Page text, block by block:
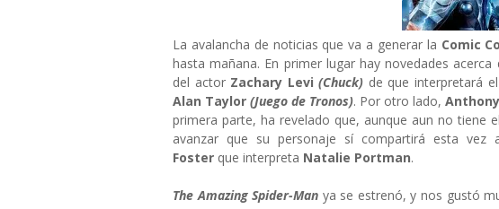
La avalancha de noticias que va a generar la Comic
hasta mañana. En primer lugar hay novedades acerca
del actor Zachary Levi(Chuck) de que interpretará
Alan Taylor (Juego de Tronos). Por otro lado,
primera parte, ha revelado que, aunque aun no tiene
avanzar que su personaje sí compartirá esta vez
Foster que interpreta Natalie Portman.
The Amazing Spider-Man ya se estrenó, y nos gustó